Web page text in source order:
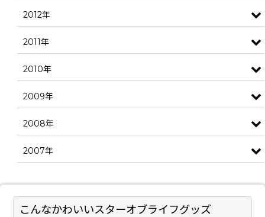
こんなかわいいスターオブライフグッズ
2012年
2011年
2010年
2009年
2008年
2007年